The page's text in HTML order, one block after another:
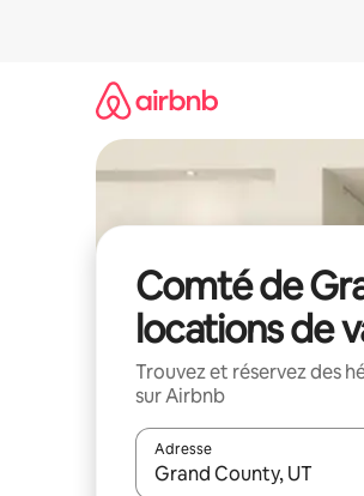
Comté de
locations de
Trouvez et réservez des
sur Airbnb
Adresse
Lorsque les résultats